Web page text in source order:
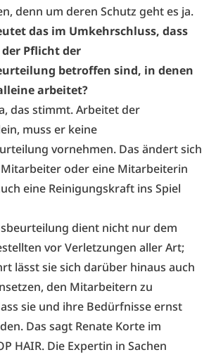
denn um deren Schutz geht es ja.
das im Umkehrschluss, dass
Pflicht der
betroffen sind, in denen
arbeitet?
das stimmt. Arbeitet der
muss er keine
vornehmen. Das ändert sich
Mitarbeiter oder eine Mitarbeiterin
eine Reinigungskraft ins Spiel
dient nicht nur dem
vor Verletzungen aller Art;
lässt sie sich darüber hinaus auch
den Mitarbeitern zu
sie und ihre Bedürfnisse ernst
Das sagt Renate Korte im
HAIR. Die Expertin in Sachen